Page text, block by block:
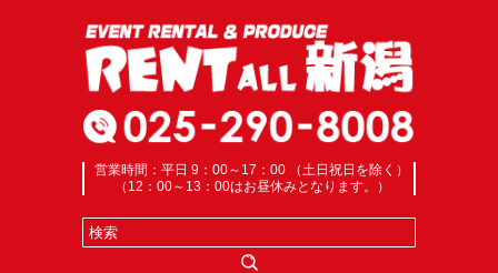
営業時間：平日 9：00～17：00 （土日祝日を除く）
（12：00～13：00はお昼休みとなります。）